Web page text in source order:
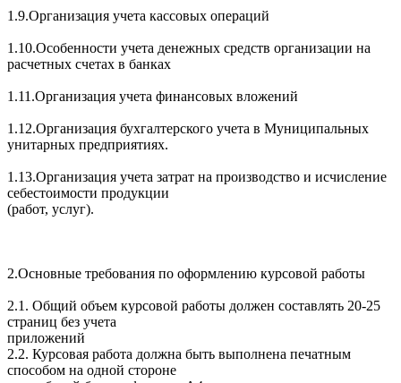
1.9.Организация учета кассовых операций
1.10.Особенности учета денежных средств организации на
расчетных счетах в банках
1.11.Организация учета финансовых вложений
1.12.Организация бухгалтерского учета в Муниципальных
унитарных предприятиях.
1.13.Организация учета затрат на производство и исчисление
себестоимости продукции
(работ, услуг).
2.Основные требования по оформлению курсовой работы
2.1. Общий объем курсовой работы должен составлять 20-25
страниц без учета
приложений
2.2. Курсовая работа должна быть выполнена печатным
способом на одной стороне